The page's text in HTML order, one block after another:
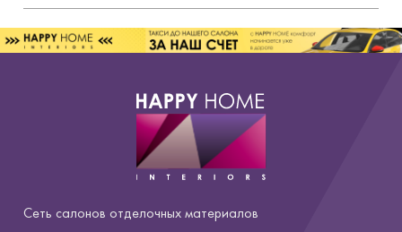
Сеть салонов отделочных материалов